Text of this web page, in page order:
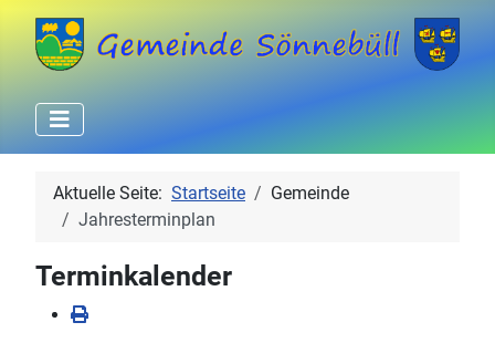
Aktuelle Seite: Startseite
Gemeinde
Jahresterminplan
Terminkalender